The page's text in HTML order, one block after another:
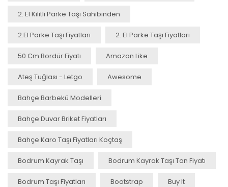
2. El Kilitli Parke Taşı Sahibinden
2.el Parke Taşı Fiyatları 2. El Parke Taşı Fiyatları
50 Cm Bordür Fiyatı Amazon Like
Ateş Tuğlası - Letgo Awesome
Bahçe Barbekü Modelleri
Bahçe Duvar Briket Fiyatları
Bahçe Karo Taşı Fiyatları Koçtaş
Bodrum Kayrak Taşı Bodrum Kayrak Taşı Ton Fiyatı
Bodrum Taşı Fiyatları Bootstrap Buy It